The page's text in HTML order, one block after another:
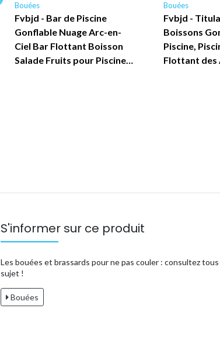
Bouées
Fvbjd - Bar de Piscine
Gonflable Nuage Arc-en-
Ciel Bar Flottant Boisson
Salade Fruits pour Piscine…
Bouées
Fvbjd -
Boissons
Piscine,
Flottant des
S'informer sur ce produit
Les bouées et brassards pour ne pas couler : consultez
sujet !
Bouées